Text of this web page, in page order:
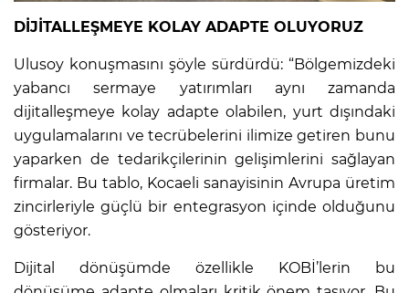
DİJİTALLEŞMEYE KOLAY ADAPTE OLUYORUZ
Ulusoy konuşmasını şöyle sürdürdü: “Bölgemizdeki
yabancı sermaye yatırımları aynı zamanda
dijitalleşmeye kolay adapte olabilen, yurt dışındaki
uygulamalarını ve tecrübelerini ilimize getiren bunu
yaparken de tedarikçilerinin gelişimlerini sağlayan
firmalar. Bu tablo, Kocaeli sanayisinin Avrupa üretim
zincirleriyle güçlü bir entegrasyon içinde olduğunu
gösteriyor.
Dijital dönüşümde özellikle KOBİ’lerin bu